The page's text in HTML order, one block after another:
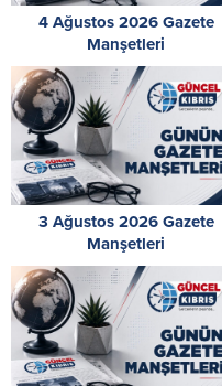
4 Ağustos 2026 Gazete
Manşetleri
3 Ağustos 2026 Gazete
Manşetleri